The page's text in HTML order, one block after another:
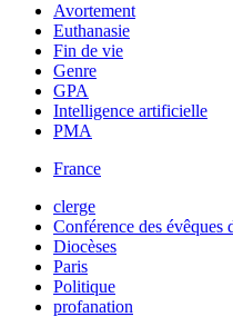
Avortement
Euthanasie
Fin de vie
Genre
GPA
Intelligence artificielle
PMA
France
clerge
Conférence des évêques
Diocèses
Paris
Politique
profanation